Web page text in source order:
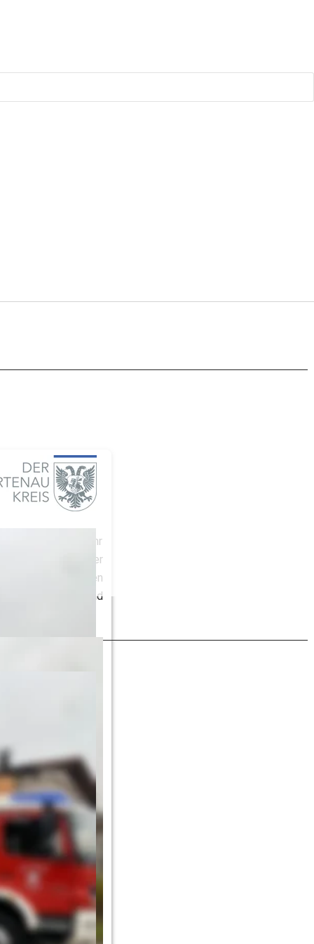
letztes Jahr
wieder
vorherrschenden
abgenommen und
diszipliniert die
sind. „Die vielen
großartig, wieder
führt er weiter
zwei Blöcken allen
ausrichtenden
Becker.